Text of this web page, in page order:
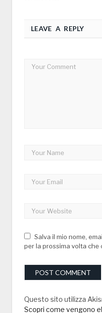
LEAVE A REPLY
Salva il mio nome,
per la prossima volta che
Questo sito utilizza
Scopri come vengono